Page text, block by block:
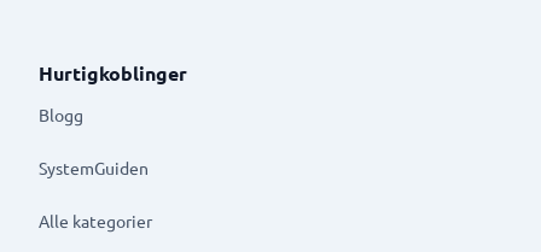
Hurtigkoblinger
Blogg
SystemGuiden
Alle kategorier